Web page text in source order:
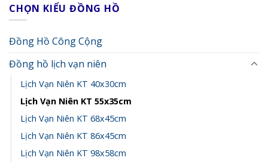
CHỌN KIỂU ĐỒNG HỒ
Đồng Hồ Công Cộng
Đồng hồ lịch vạn niên
Lịch Vạn Niên KT 40x30cm
Lịch Vạn Niên KT 55x35cm
Lịch Vạn Niên KT 68x45cm
Lịch Vạn Niên KT 86x45cm
Lịch Vạn Niên KT 98x58cm